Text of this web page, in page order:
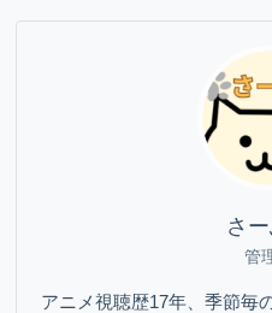
さ
管
アニメ視聴歴17年、季節毎